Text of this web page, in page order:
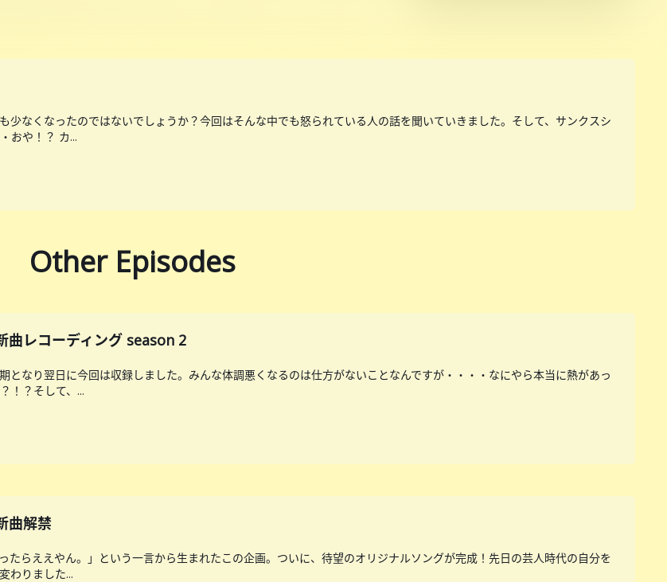
少なくなったのではないでしょうか？今回はそんな中でも怒られている人の話を聞いていきました。そして、サンクスシ
おや！？ カ...
Other Episodes
曲レコーディング season 2
となり翌日に今回は収録しました。みんな体調悪くなるのは仕方がないことなんですが・・・・なにやら本当に熱があっ
！？そして、...
曲解禁
たらええやん。」という一言から生まれたこの企画。ついに、待望のオリジナルソングが完成！先日の芸人時代の自分を
わりました...